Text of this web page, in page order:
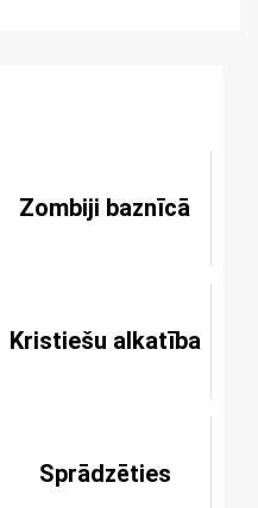
Zombiji baznīcā
Kristiešu alkatība
Sprādzēties